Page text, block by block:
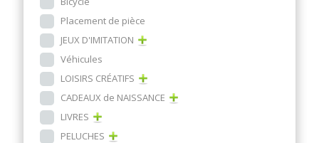
Placement de pièce
JEUX D'IMITATION
Véhicules
LOISIRS CRÉATIFS
CADEAUX de NAISSANCE
LIVRES
PELUCHES